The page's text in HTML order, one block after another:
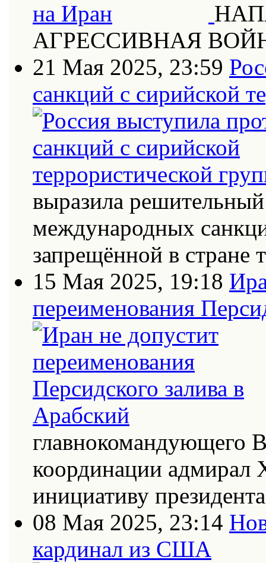
АГРЕССИВНАЯ
21 Мая 2025, 23:59
санкций с сирийской
выразила
международных
запрещённой в стране
15 Мая 2025, 19:18
переименования
главнокомандующего
координации адмирал
инициативу
08 Мая 2025, 23:14
кардинал из США